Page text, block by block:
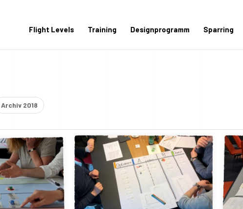
Flight Levels Training Designprogramm Sparring
Archiv 2018